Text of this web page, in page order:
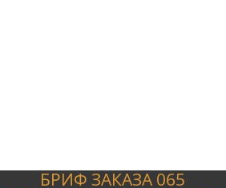
БРИФ ЗАКАЗА 065